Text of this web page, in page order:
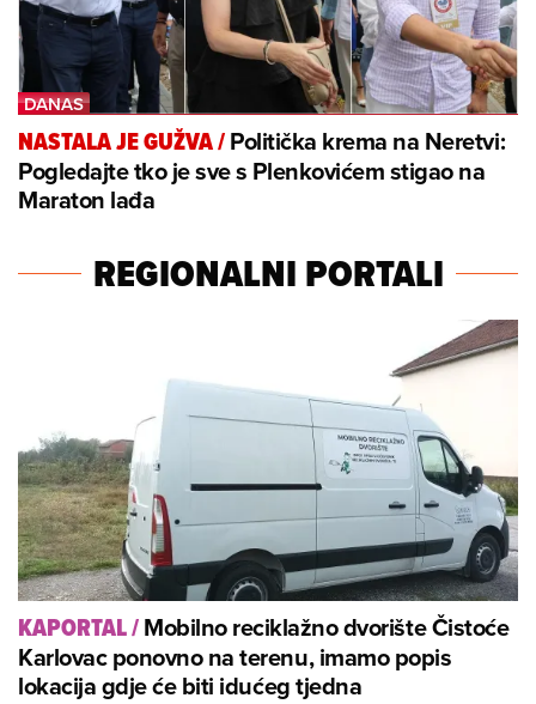
NASTALA JE GUŽVA/Politička krema na Neretvi:
Pogledajte tko je sve s Plenkovićem stigao na
Maraton lađa
REGIONALNI PORTALI
KAPORTAL/Mobilno reciklažno dvorište Čistoće
Karlovac ponovno na terenu, imamo popis
lokacija gdje će biti idućeg tjedna